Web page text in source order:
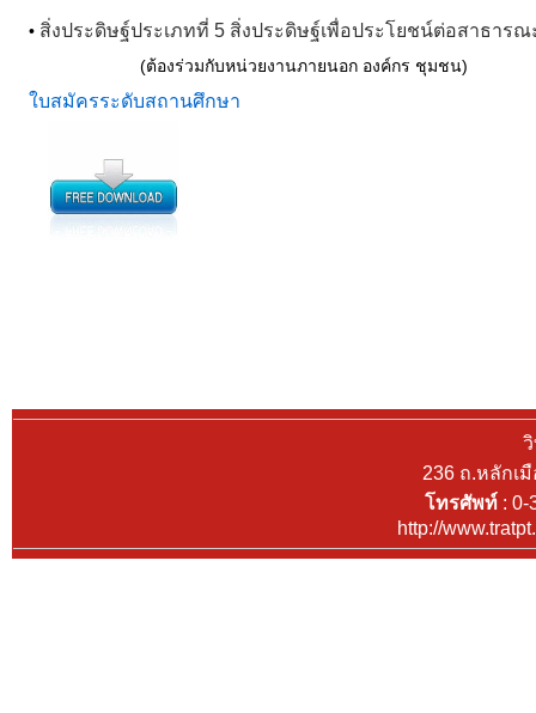
• สิ่งประดิษฐ์ประเภทที่ 5 สิ่งประดิษฐ์เพื่อประโยชน์ต่อสาธาร
(ต้องร่วมกับหน่วยงานภายนอก องค์กร ชุมชน)
ใบสมัครระดับสถานศึกษา
236 ถ.หลักเ
โทรศัพท์ : 0-
http://